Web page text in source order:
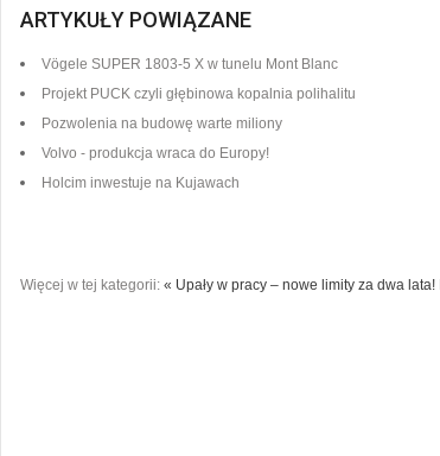
ARTYKUŁY POWIĄZANE
Vögele SUPER 1803-5 X w tunelu Mont Blanc
Projekt PUCK czyli głębinowa kopalnia polihalitu
Pozwolenia na budowę warte miliony
Volvo - produkcja wraca do Europy!
Holcim inwestuje na Kujawach
Więcej w tej kategorii: « Upały w pracy – nowe limity za dwa lata!